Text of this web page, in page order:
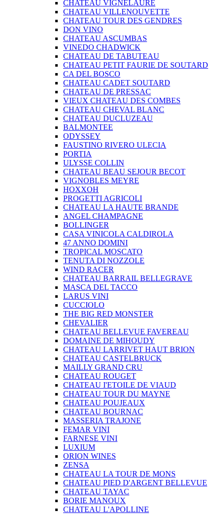
CHATEAU VIGNELAURE
CHATEAU VILLENOUVETTE
CHATEAU TOUR DES GENDRES
DON VINO
CHATEAU ASCUMBAS
VINEDO CHADWICK
CHATEAU DE TABUTEAU
CHATEAU PETIT FAURIE DE SOUTARD
CA DEL BOSCO
CHATEAU CADET SOUTARD
CHATEAU DE PRESSAC
VIEUX CHATEAU DES COMBES
CHATEAU CHEVAL BLANC
CHATEAU DUCLUZEAU
BALMONTEE
ODYSSEY
FAUSTINO RIVERO ULECIA
PORTIA
ULYSSE COLLIN
CHATEAU BEAU SEJOUR BECOT
VIGNOBLES MEYRE
HOXXOH
PROGETTI AGRICOLI
CHATEAU LA HAUTE BRANDE
ANGEL CHAMPAGNE
BOLLINGER
CASA VINICOLA CALDIROLA
47 ANNO DOMINI
TROPICAL MOSCATO
TENUTA DI NOZZOLE
WIND RACER
CHATEAU BARRAIL BELLEGRAVE
MASCA DEL TACCO
LARUS VINI
CUCCIOLO
THE BIG RED MONSTER
CHEVALIER
CHATEAU BELLEVUE FAVEREAU
DOMAINE DE MIHOUDY
CHATEAU LARRIVET HAUT BRION
CHATEAU CASTELBRUCK
MAILLY GRAND CRU
CHATEAU ROUGET
CHATEAU I'ETOILE DE VIAUD
CHATEAU TOUR DU MAYNE
CHATEAU POUJEAUX
CHATEAU BOURNAC
MASSERIA TRAJONE
FEMAR VINI
FARNESE VINI
LUXIUM
ORION WINES
ZENSA
CHATEAU LA TOUR DE MONS
CHATEAU PIED D'ARGENT BELLEVUE
CHATEAU TAYAC
BORIE MANOUX
CHATEAU L'APOLLINE